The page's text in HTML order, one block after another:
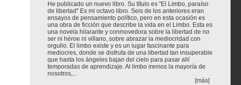
He publicado un nuevo libro. Su título es "El Limbo, paraíso
de libertad" Es mi octavo libro. Seis de los anteriores eran
ensayos de pensamiento político, pero en esta ocasión es
una obra de ficción que describe la vida en el Limbo. Esta es
una novela hilarante y conmovedora sobre la libertad de no
ser ni héroe ni villano, sobre abrazar la mediocridad con
orgullo. El limbo existe y es un lugar fascinante para
mediocres, donde se disfruta de una libertad tan insuperable
que hasta los ángeles bajan del cielo para pasar allí
temporadas de aprendizaje. Al limbo iremos la mayoría de
nosotros,...
[más]